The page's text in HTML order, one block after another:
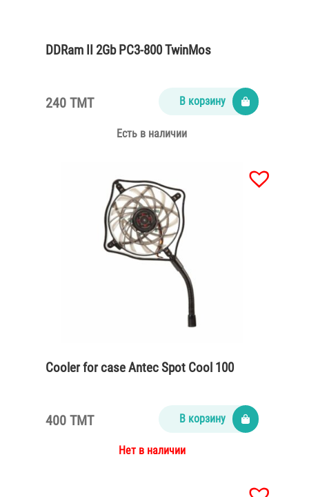
DDRam II 2Gb PC3-800 TwinMos
240 TMT В корзину
Есть в наличии
Cooler for case Antec Spot Cool 100
400 TMT В корзину
Нет в наличии